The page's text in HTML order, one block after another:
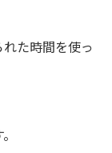
れた時間を使っ